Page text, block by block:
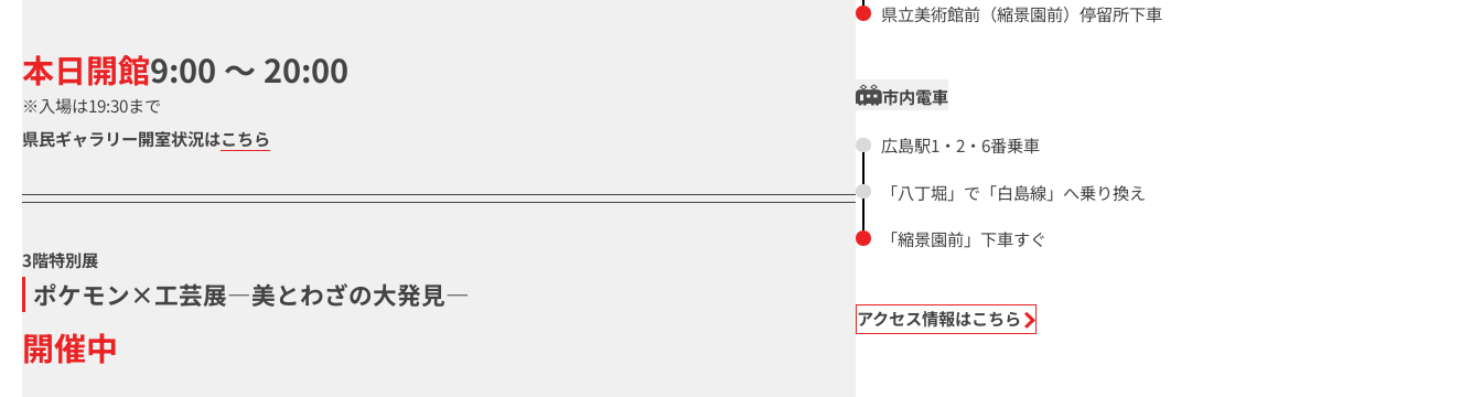
本日開館9:00 〜 20:00
※入場は19:30まで
県民ギャラリー開室状況はこちら
3階特別展
ポケモン×工芸展―美とわざの大発見―
開催中
県立美術館前（縮景園前）停留所下車
市内電車
広島駅1・2・6番乗車
「八丁堀」で「白島線」へ乗り換え
「縮景園前」下車すぐ
アクセス情報はこちら